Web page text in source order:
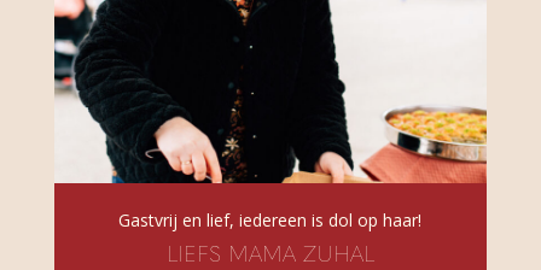
Gastvrij en lief, iedereen is dol op haar!
LIEFS MAMA ZUHAL